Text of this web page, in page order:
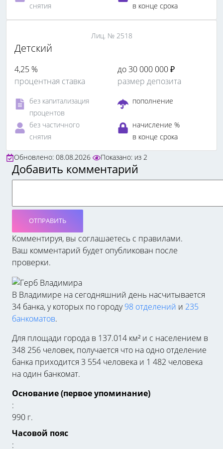
снятия
в конце срока
Лиц. № 2518
Детский
4,25 %
процентная ставка
до 30 000 000 ₽
размер депозита
без капитализация
процентов
пополнение
без частичного
снятия
начисление %
в конце срока
Обновлено: 08.08.2026 Показано: из 2
Добавить комментарий
ОТПРАВИТЬ
Комментируя, вы соглашаетесь c правилами.
Ваш комментарий будет опубликован после
проверки.
В Владимире на сегодняшний день насчитывается
34 банка, у которых по городу98 отделений и 235
банкоматов.
Для площади города в 137.014 км² и с населением в
348 256 человек, получается что на одно отделение
банка приходится 3 554 человека и 1 482 человека
на один банкомат.
Основание (первое упоминание)
:
990 г.
Часовой пояс
: